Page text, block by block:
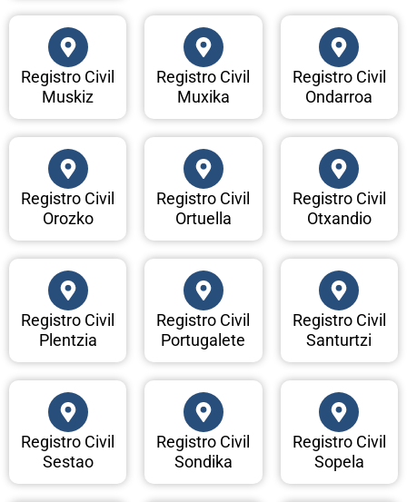
Registro Civil
Muskiz
Registro Civil
Muxika
Registro Civil
Ondarroa
Registro Civil
Orozko
Registro Civil
Ortuella
Registro Civil
Otxandio
Registro Civil
Plentzia
Registro Civil
Portugalete
Registro Civil
Santurtzi
Registro Civil
Sestao
Registro Civil
Sondika
Registro Civil
Sopela